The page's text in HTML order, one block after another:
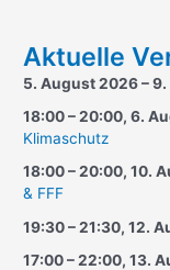
Aktuelle
5. August 2026–9.
18:00–20:00,6.
Klimaschutz
18:00–20:00,10.
& FFF
19:30–21:30,12.
17:00–22:00,13.